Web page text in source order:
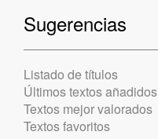
Sugerencias
Listado de títulos
Últimos textos añadidos
Textos mejor valorados
Textos favoritos